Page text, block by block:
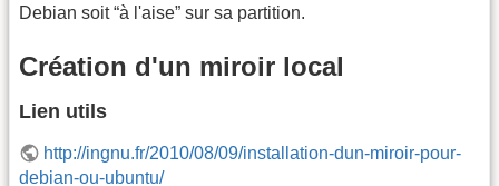
Debian soit “à l'aise” sur sa partition.
Création d'un miroir local
Lien utils
http://ingnu.fr/2010/08/09/installation-dun-miroir-pour-
debian-ou-ubuntu/